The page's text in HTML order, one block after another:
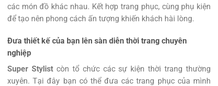
các món đồ khác nhau. Kết hợp trang phục, cùng phụ kiện
để tạo nên phong cách ấn tượng khiến khách hài lòng.
Đưa thiết kế của bạn lên sàn diễn thời trang chuyên
nghiệp
Super Stylistcòn tổ chức các sự kiện thời trang thường
xuyên. Tại đây bạn có thể đưa các trang phục của mình